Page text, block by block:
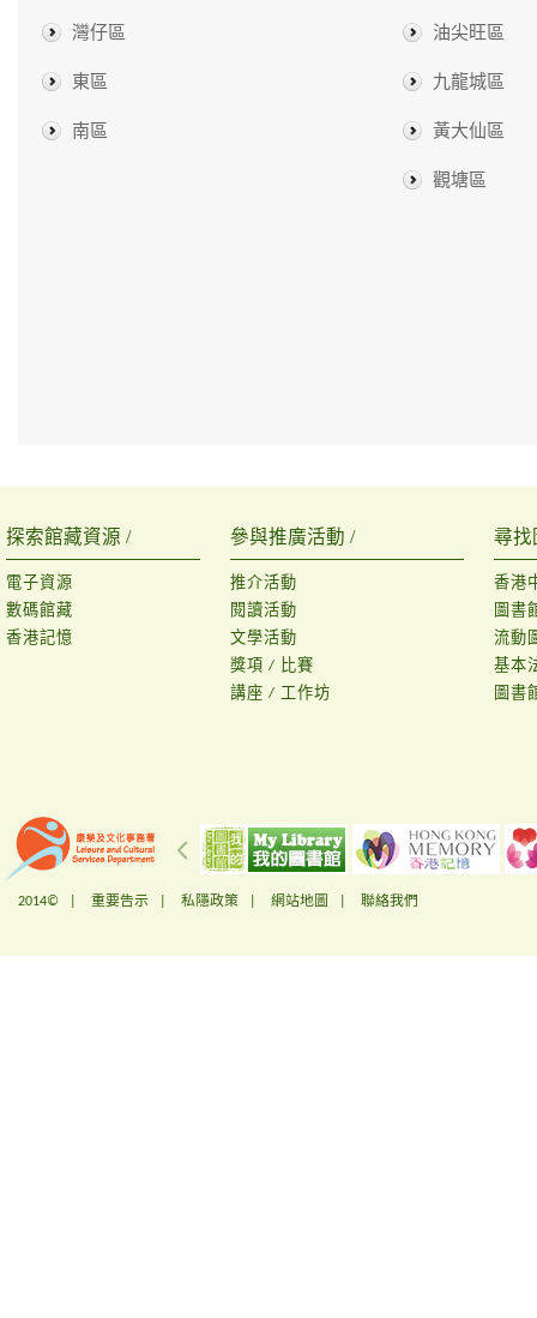
灣仔區
東區
南區
油尖旺區
九龍城區
黃大仙區
觀塘區
探索館藏資源 /
電子資源
數碼館藏
香港記憶
參與推廣活動 /
推介活動
閱讀活動
文學活動
獎項 / 比賽
講座 / 工作坊
尋找
香港
圖書
流動
基本
圖書
2014© | 重要告示 私隱政策 網站地圖 聯絡我們